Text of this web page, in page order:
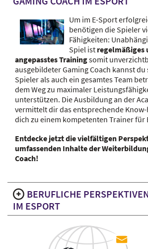
Um im E-Sport
benötigen die Spieler
Fähigkeiten:
Spiel ist regelmäßiges
angepasstes Trainingsomit
ausgebildeter Gaming Coach kannst
Spieler als auch ein gesamtes Team
dem Weg zu maximaler
unterstützen. Die Ausbildung an der
vermittelt dir das entsprechende
dich zu einem kompetenten Trainer für
Entdecke jetzt die vielfältigen
umfassenden Inhalte der
Coach!
BERUFLICHE
IM ESPORT